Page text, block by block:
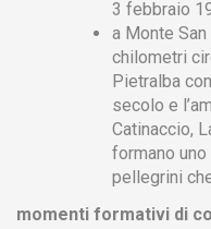
3 febbraio
a Monte
chilometri
Pietralba
secolo e
Catinaccio,
formano
pellegrini
momenti formativi di